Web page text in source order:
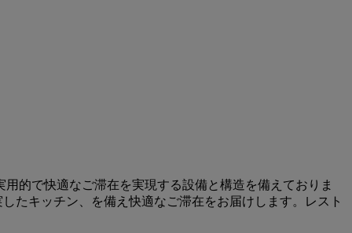
的で快適なご滞在を実現する設備と構造を備えておりま
たキッチン、を備え快適なご滞在をお届けします。レスト